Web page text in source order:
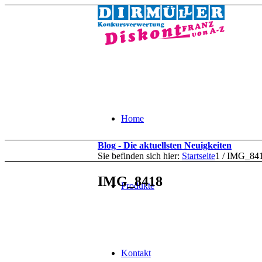
Home
Produkte
Kontakt
Blog - Die aktuellsten Neuigkeiten
Sie befinden sich hier: Startseite1 /
IMG_8418